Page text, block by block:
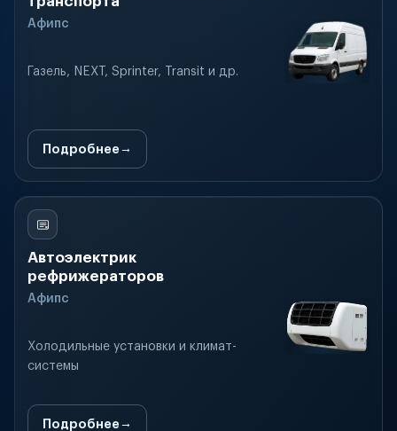
Афипс
Газель, NEXT, Sprinter, Transit и др.
Подробнее
Автоэлектрик
рефрижераторов
Афипс
Холодильные установки и климат-
системы
Подробнее